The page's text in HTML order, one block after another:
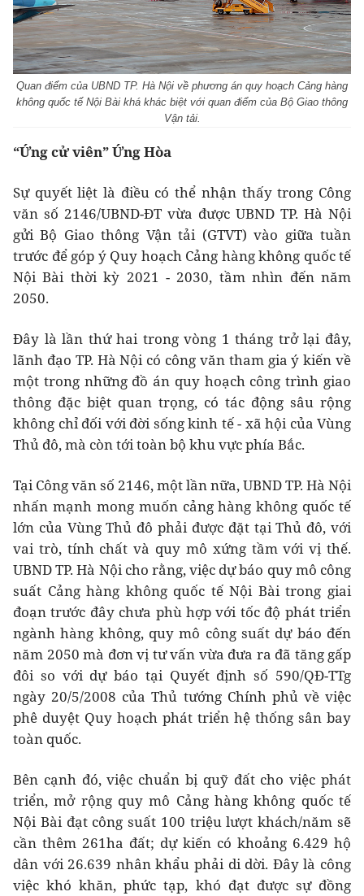
Quan điểm của UBND TP. Hà Nội về phương án quy hoạch Cảng hàng
không quốc tế Nội Bài khá khác biệt với quan điểm của Bộ Giao thông
Vận tải.
“Ứng cử viên” Ứng Hòa
Sự quyết liệt là điều có thể nhận thấy trong Công
văn số 2146/UBND-ĐT vừa được UBND TP. Hà Nội
gửi Bộ Giao thông Vận tải (GTVT) vào giữa tuần
trước để góp ý Quy hoạch Cảng hàng không quốc tế
Nội Bài thời kỳ 2021 - 2030, tầm nhìn đến năm
2050.
Đây là lần thứ hai trong vòng 1 tháng trở lại đây,
lãnh đạo TP. Hà Nội có công văn tham gia ý kiến về
một trong những đồ án quy hoạch công trình giao
thông đặc biệt quan trọng, có tác động sâu rộng
không chỉ đối với đời sống kinh tế - xã hội của Vùng
Thủ đô, mà còn tới toàn bộ khu vực phía Bắc.
Tại Công văn số 2146, một lần nữa, UBND TP. Hà Nội
nhấn mạnh mong muốn cảng hàng không quốc tế
lớn của Vùng Thủ đô phải được đặt tại Thủ đô, với
vai trò, tính chất và quy mô xứng tầm với vị thế.
UBND TP. Hà Nội cho rằng, việc dự báo quy mô công
suất Cảng hàng không quốc tế Nội Bài trong giai
đoạn trước đây chưa phù hợp với tốc độ phát triển
ngành hàng không, quy mô công suất dự báo đến
năm 2050 mà đơn vị tư vấn vừa đưa ra đã tăng gấp
đôi so với dự báo tại Quyết định số 590/QĐ-TTg
ngày 20/5/2008 của Thủ tướng Chính phủ về việc
phê duyệt Quy hoạch phát triển hệ thống sân bay
toàn quốc.
Bên cạnh đó, việc chuẩn bị quỹ đất cho việc phát
triển, mở rộng quy mô Cảng hàng không quốc tế
Nội Bài đạt công suất 100 triệu lượt khách/năm sẽ
cần thêm 261ha đất; dự kiến có khoảng 6.429 hộ
dân với 26.639 nhân khẩu phải di dời. Đây là công
việc khó khăn, phức tạp, khó đạt được sự đồng